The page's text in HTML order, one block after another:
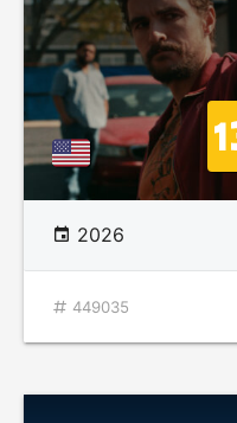
2026
449035